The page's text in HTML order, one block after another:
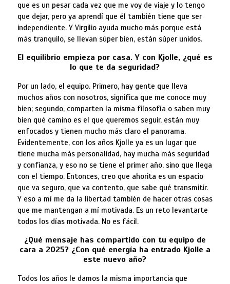
que es un pesar cada vez que me voy de viaje y lo tengo
que dejar, pero ya aprendí que él también tiene que ser
independiente. Y Virgilio ayuda mucho más porque está
más tranquilo, se llevan súper bien, están súper unidos.
El equilibrio empieza por casa. Y con Kjolle, ¿qué es
lo que te da seguridad?
Por un lado, el equipo. Primero, hay gente que lleva
muchos años con nosotros, significa que me conoce muy
bien; segundo, comparten la misma filosofía o saben muy
bien qué camino es el que queremos seguir, están muy
enfocados y tienen mucho más claro el panorama.
Evidentemente, con los años Kjolle ya es un lugar que
tiene mucha más personalidad, hay mucha más seguridad
y confianza, y eso no se tiene el primer año, sino que llega
con el tiempo. Entonces, creo que ahorita es un espacio
que va seguro, que va contento, que sabe qué transmitir.
Y eso a mí me da la libertad también de hacer otras cosas
que me mantengan a mí motivada. Es un reto levantarte
todos los días motivada. No es fácil.
¿Qué mensaje has compartido con tu equipo de
cara a 2025? ¿Con qué energía ha entrado Kjolle a
este nuevo año?
Todos los años le damos la misma importancia que